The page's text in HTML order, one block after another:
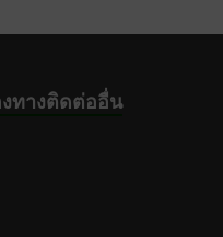
ทางติดต่ออื่น